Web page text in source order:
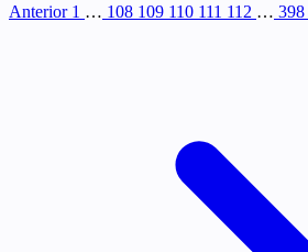
Anterior 1 … 108 109 110 111 112 … 398